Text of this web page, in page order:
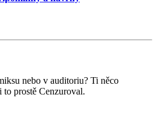
nebo v auditoriu? Ti něco
to prostě Cenzuroval.